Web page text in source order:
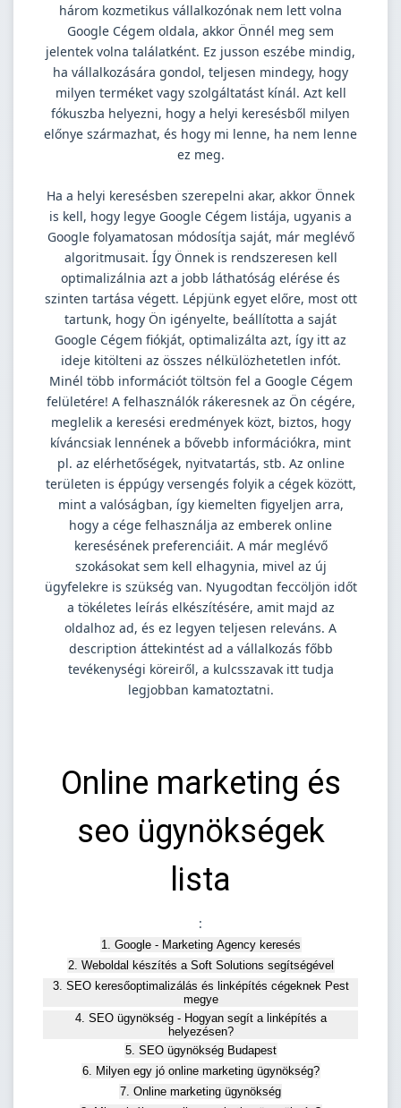
három kozmetikus vállalkozónak nem lett volna
Google Cégem oldala, akkor Önnél meg sem
jelentek volna találatként. Ez jusson eszébe mindig,
ha vállalkozására gondol, teljesen mindegy, hogy
milyen terméket vagy szolgáltatást kínál. Azt kell
fókuszba helyezni, hogy a helyi keresésből milyen
előnye származhat, és hogy mi lenne, ha nem lenne
ez meg.
Ha a helyi keresésben szerepelni akar, akkor Önnek
is kell, hogy legye Google Cégem listája, ugyanis a
Google folyamatosan módosítja saját, már meglévő
algoritmusait. Így Önnek is rendszeresen kell
optimalizálnia azt a jobb láthatóság elérése és
szinten tartása végett. Lépjünk egyet előre, most ott
tartunk, hogy Ön igényelte, beállította a saját
Google Cégem fiókját, optimalizálta azt, így itt az
ideje kitölteni az összes nélkülözhetetlen infót.
Minél több információt töltsön fel a Google Cégem
felületére! A felhasználók rákeresnek az Ön cégére,
meglelik a keresési eredmények közt, biztos, hogy
kíváncsiak lennének a bővebb információkra, mint
pl. az elérhetőségek, nyitvatartás, stb. Az online
területen is éppúgy versengés folyik a cégek között,
mint a valóságban, így kiemelten figyeljen arra,
hogy a cége felhasználja az emberek online
keresésének preferenciáit. A már meglévő
szokásokat sem kell elhagynia, mivel az új
ügyfelekre is szükség van. Nyugodtan feccöljön időt
a tökéletes leírás elkészítésére, amit majd az
oldalhoz ad, és ez legyen teljesen releváns. A
description áttekintést ad a vállalkozás főbb
tevékenységi köreiről, a kulcsszavak itt tudja
legjobban kamatoztatni.
Online marketing és
seo ügynökségek
lista
:
1. Google - Marketing Agency keresés
2. Weboldal készítés a Soft Solutions segítségével
3. SEO keresőoptimalizálás és linképítés cégeknek Pest
megye
4. SEO ügynökség - Hogyan segít a linképítés a
helyezésen?
5. SEO ügynökség Budapest
6. Milyen egy jó online marketing ügynökség?
7. Online marketing ügynökség